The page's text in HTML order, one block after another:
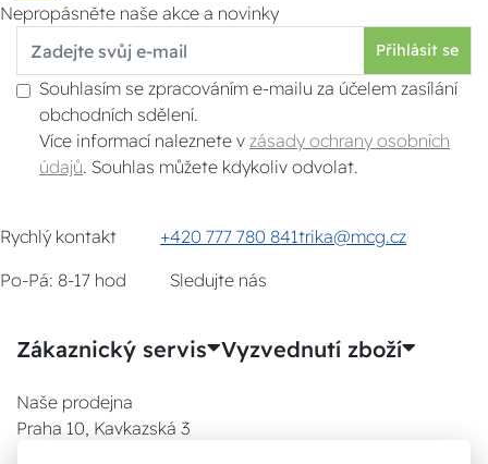
Nepropásněte naše akce a novinky
Přihlásit se
Souhlasím se zpracováním e-mailu za účelem zasílání
obchodních sdělení.
Více informací naleznete v zásady ochrany osobních
údajů . Souhlas můžete kdykoliv odvolat.
Rychlý kontakt +420 777 780 841trika@mcg.cz
Po-Pá: 8-17 hod
Sledujte nás
Zákaznický servis Vyzvednutí zboží
Naše prodejna
Praha 10, Kavkazská 3